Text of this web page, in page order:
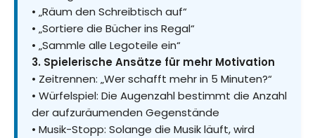
• „Räum den Schreibtisch auf“
• „Sortiere die Bücher ins Regal“
• „Sammle alle Legoteile ein“
3. Spielerische Ansätze für mehr Motivation
• Zeitrennen: „Wer schafft mehr in 5 Minuten?“
• Würfelspiel: Die Augenzahl bestimmt die Anzahl
der aufzuräumenden Gegenstände
• Musik-Stopp: Solange die Musik läuft, wird